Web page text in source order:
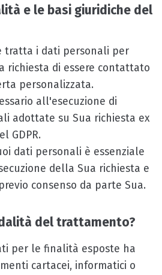
e le basi giuridiche del
tratta i dati personali per
richiesta di essere contattato
personalizzata.
all'esecuzione di
adottate su Sua richiesta ex
GDPR.
dati personali è essenziale
della Sua richiesta e
consenso da parte Sua.
del trattamento?
per le finalità esposte ha
cartacei, informatici o